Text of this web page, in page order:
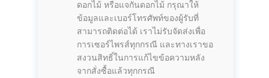
ดอกไม้ หรือแจกันดอกไม้ กรุณาให้
ข้อมูลและเบอร์โทรศัพท์ของผู้รับที่
สามารถติดต่อได้ เราไม่รับจัดส่งเพื่อ
การเซอร์ไพรส์ทุกกรณี และทางเราขอ
สงวนสิทธิ์ในการแก้ไขข้อความหลัง
จากสั่งซื้อแล้วทุกกรณี